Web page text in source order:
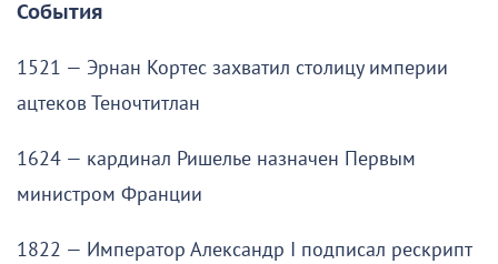
События
1521 — Эрнан Кортес захватил столицу империи
ацтеков Теночтитлан
1624 — кардинал Ришелье назначен Первым
министром Франции
1822 — Император Александр I подписал рескрипт